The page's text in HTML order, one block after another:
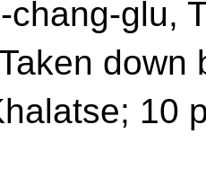
chang-glu,
down
10